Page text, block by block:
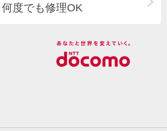
何度でも修理OK